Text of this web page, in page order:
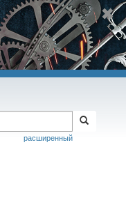
расширенный